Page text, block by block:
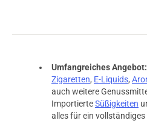
Umfangreiches Angebot:
Zigaretten, E-Liquids,
auch weitere
ImportierteSüßigkeiten
alles für ein vollständiges